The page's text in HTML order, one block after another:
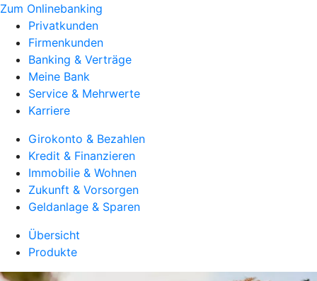
Zum Onlinebanking
Privatkunden
Firmenkunden
Banking & Verträge
Meine Bank
Service & Mehrwerte
Karriere
Girokonto & Bezahlen
Kredit & Finanzieren
Immobilie & Wohnen
Zukunft & Vorsorgen
Geldanlage & Sparen
Übersicht
Produkte